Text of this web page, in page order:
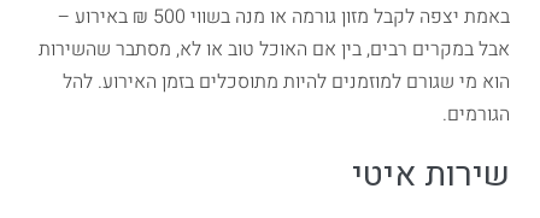
באמת יצפה לקבל מזון גורמה או מנה בשווי 500 ₪ באירוע –
אבל במקרים רבים, בין אם האוכל טוב או לא, מסתבר שהשירות
הוא מי שגורם למוזמנים להיות מתוסכלים בזמן האירוע. להל
הגורמים.
שירות איטי